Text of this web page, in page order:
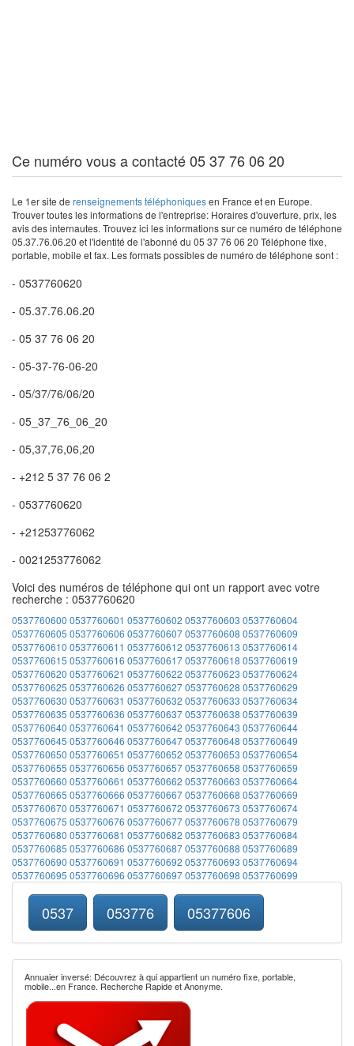
Ce numéro vous a contacté 05 37 76 06 20
Le 1er site de renseignements téléphoniquesen France et en Europe.
Trouver toutes les informations de l'entreprise: Horaires d'ouverture, prix, les
avis des internautes. Trouvez ici les informations sur ce numéro de téléphone
05.37.76.06.20 et l'identité de l'abonné du 05 37 76 06 20 Téléphone fixe,
portable, mobile et fax. Les formats possibles de numéro de téléphone sont :
- 0537760620
- 05.37.76.06.20
- 05 37 76 06 20
- 05-37-76-06-20
- 05/37/76/06/20
- 05_37_76_06_20
- 05,37,76,06,20
- +212 5 37 76 06 2
- 0537760620
- +21253776062
- 0021253776062
Voici des numéros de téléphone qui ont un rapport avec votre
recherche : 0537760620
0537760600 0537760601 0537760602 0537760603 0537760604
0537760605 0537760606 05377606070537760608 0537760609
0537760610 0537760611 0537760612 0537760613 0537760614
0537760615 0537760616 05377606170537760618 0537760619
0537760620 0537760621 0537760622 0537760623 0537760624
0537760625 0537760626 05377606270537760628 0537760629
0537760630 0537760631 0537760632 0537760633 0537760634
0537760635 0537760636 05377606370537760638 0537760639
0537760640 0537760641 0537760642 0537760643 0537760644
0537760645 0537760646 05377606470537760648 0537760649
0537760650 0537760651 0537760652 0537760653 0537760654
0537760655 0537760656 05377606570537760658 0537760659
0537760660 0537760661 0537760662 0537760663 0537760664
0537760665 0537760666 05377606670537760668 0537760669
0537760670 0537760671 0537760672 0537760673 0537760674
0537760675 0537760676 05377606770537760678 0537760679
0537760680 0537760681 0537760682 0537760683 0537760684
0537760685 0537760686 05377606870537760688 0537760689
0537760690 0537760691 0537760692 0537760693 0537760694
0537760695 0537760696 05377606970537760698 0537760699
0537 053776 05377606
Annuaier inversé: Découvrez à qui appartient un numéro fixe, portable,
mobile...en France. Recherche Rapide et Anonyme.